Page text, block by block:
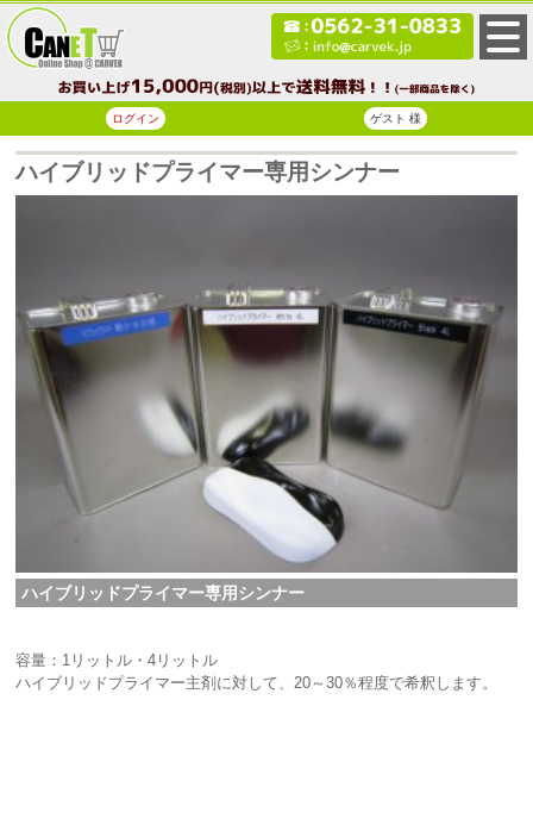
ログイン ゲスト 様
ハイブリッドプライマー専用シンナー
ハイブリッドプライマー専用シンナー
容量：1リットル・4リットル
ハイブリッドプライマー主剤に対して、20～30％程度で希釈します。